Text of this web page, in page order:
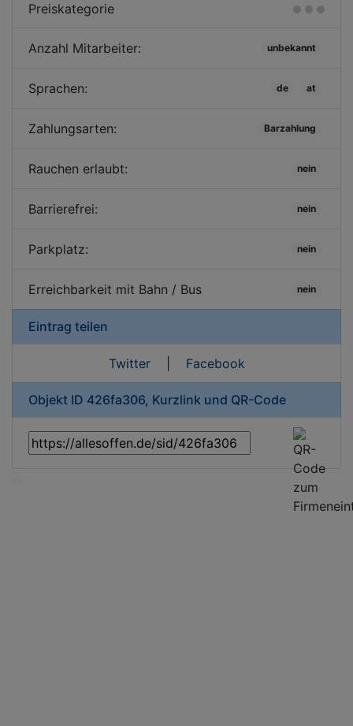
Preiskategorie
Anzahl Mitarbeiter: unbekannt
Sprachen: de at
Zahlungsarten: Barzahlung
Rauchen erlaubt: nein
Barrierefrei: nein
Parkplatz: nein
Erreichbarkeit mit Bahn / Bus nein
Eintrag teilen
Twitter| Facebook
Objekt ID 426fa306, Kurzlink und QR-Code